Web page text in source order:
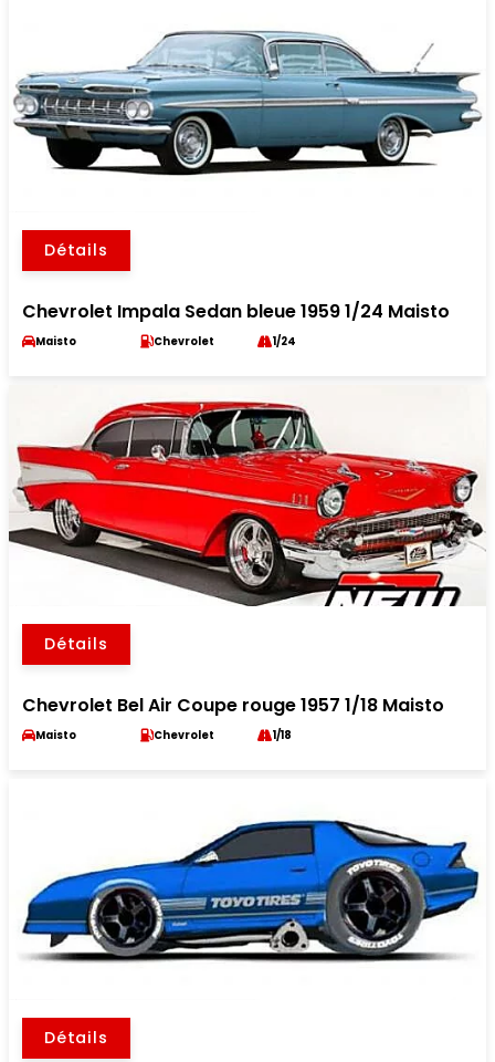
Détails
Chevrolet Impala Sedan bleue 1959 1/24 Maisto
Maisto Chevrolet 1/24
Détails
Chevrolet Bel Air Coupe rouge 1957 1/18 Maisto
Maisto Chevrolet 1/18
Détails